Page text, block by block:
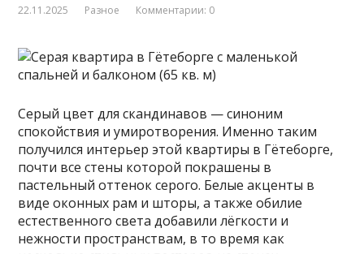
22.11.2025 Разное Комментарии: 0
Серый цвет для скандинавов — синоним
спокойствия и умиротворения. Именно таким
получился интерьер этой квартиры в Гётеборге,
почти все стены которой покрашены в
пастельный оттенок серого. Белые акценты в
виде оконных рам и шторы, а также обилие
естественного света добавили лёгкости и
нежности пространствам, в то время как